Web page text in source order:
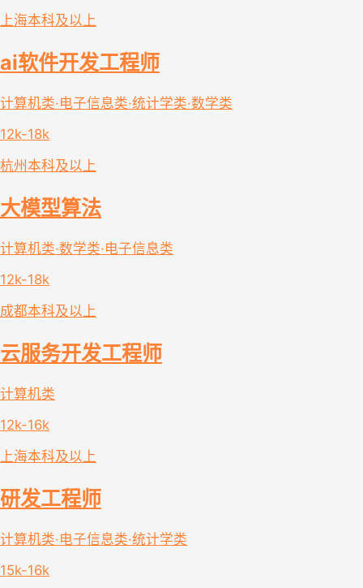
上海本科及以上
ai软件开发工程师
计算机类·电子信息类·统计学类·数学类
12k-18k
杭州 本科及以上
大模型算法
计算机类·数学类·电子信息类
12k-18k
成都本科及以上
云服务开发工程师
计算机类
12k-16k
上海本科及以上
研发工程师
计算机类·电子信息类·统计学类
15k-16k